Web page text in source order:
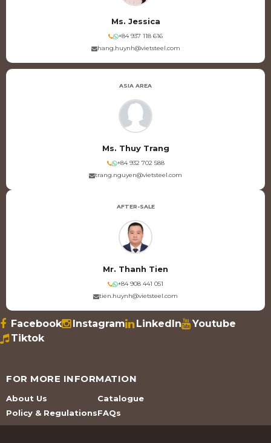
Ms. Jessica
+84 937 118 616
hang.huynh@vietsteel.com
ASIA AREA
Ms. Thuy Trang
+84 932 702 588
trang.nguyen@vietsteel.com
AFTER-SALE
Mr. Thanh Tien
+84 908 441 051
tien.huynh@vietsteel.com
Facebook Instagram LinkedIn
Youtube
Tiktok
FOR MORE INFORMATION
About Us
Policy & Regulations
Catalogue
FAQs